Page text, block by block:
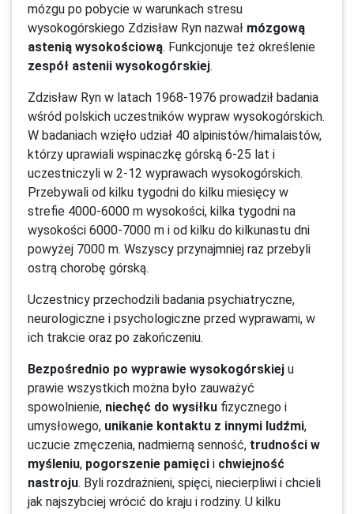
mózgu po pobycie w warunkach stresu
wysokogórskiego Zdzisław Ryn nazwał mózgową
astenią wysokościową. Funkcjonuje też określenie
zespół astenii wysokogórskiej.
Zdzisław Ryn w latach 1968-1976 prowadził badania
wśród polskich uczestników wypraw wysokogórskich.
W badaniach wzięło udział 40 alpinistów/himalaistów,
którzy uprawiali wspinaczkę górską 6-25 lat i
uczestniczyli w 2-12 wyprawach wysokogórskich.
Przebywali od kilku tygodni do kilku miesięcy w
strefie 4000-6000 m wysokości, kilka tygodni na
wysokości 6000-7000 m i od kilku do kilkunastu dni
powyżej 7000 m. Wszyscy przynajmniej raz przebyli
ostrą chorobę górską.
Uczestnicy przechodzili badania psychiatryczne,
neurologiczne i psychologiczne przed wyprawami, w
ich trakcie oraz po zakończeniu.
Bezpośrednio po wyprawie wysokogórskiej u
prawie wszystkich można było zauważyć
spowolnienie, niechęć do wysiłku fizycznego i
umysłowego, unikanie kontaktu z innymi ludźmi,
uczucie zmęczenia, nadmierną senność, trudności w
myśleniu, pogorszenie pamięci i chwiejność
nastroju. Byli rozdrażnieni, spięci, niecierpliwi i chcieli
jak najszybciej wrócić do kraju i rodziny. U kilku